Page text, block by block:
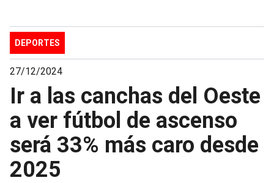
DEPORTES
27/12/2024
Ir a las canchas del Oeste
a ver fútbol de ascenso
será 33% más caro desde
2025